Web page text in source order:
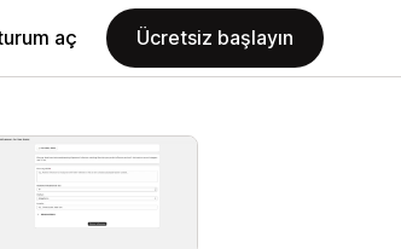
aç Ücretsiz başlayın